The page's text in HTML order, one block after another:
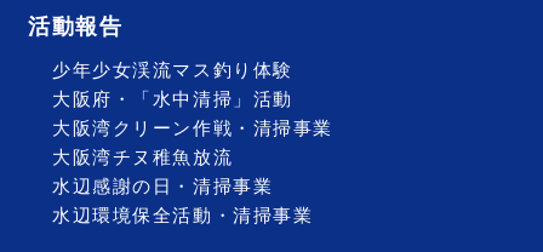
活動報告
少年少女渓流マス釣り体験
大阪府・「水中清掃」活動
大阪湾クリーン作戦・清掃事業
大阪湾チヌ稚魚放流
水辺感謝の日・清掃事業
水辺環境保全活動・清掃事業